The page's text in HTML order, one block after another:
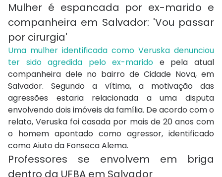
Mulher é espancada por ex-marido e
companheira em Salvador: 'Vou passar
por cirurgia'
Uma mulher identificada como Veruska denunciou
ter sido agredida pelo ex-marido e pela atual
companheira dele no bairro de Cidade Nova, em
Salvador. Segundo a vítima, a motivação das
agressões estaria relacionada a uma disputa
envolvendo dois imóveis da família. De acordo com o
relato, Veruska foi casada por mais de 20 anos com
o homem apontado como agressor, identificado
como Aiuto da Fonseca Alema.
Professores se envolvem em briga
dentro da UFBA em Salvador